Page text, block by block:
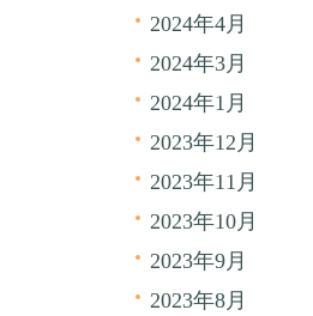
2024年4月
2024年3月
2024年1月
2023年12月
2023年11月
2023年10月
2023年9月
2023年8月